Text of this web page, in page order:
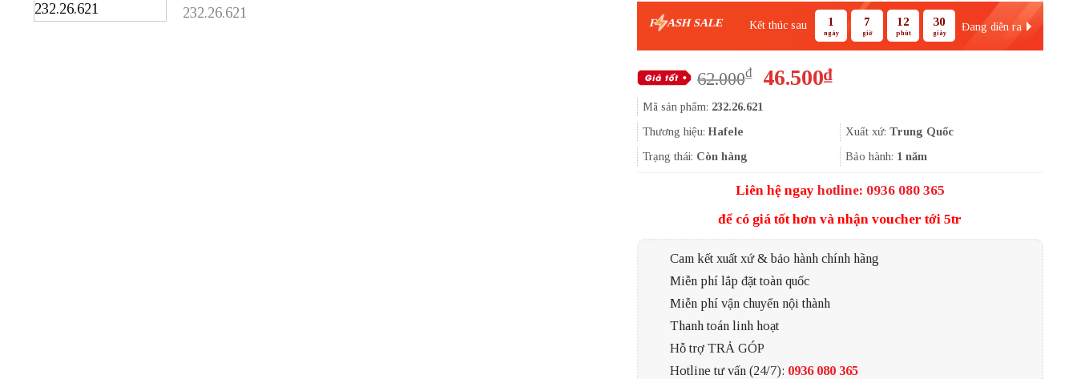
F ASH SALE Kết thúc sau 1
ngày
7
giờ
12
phút
28
giây
Đang diễn ra
62.000₫
Giá
là:
46.500₫Giá
là:
46.500₫.
Mã sản phẩm: 232.26.621
Thương hiệu:Hafele Xuất xứ:Trung Quốc
Trạng thái: Còn hàng Bảo hành: 1 năm
Liên hệ ngay hotline: 0936 080 365
để có giá tốt hơn và nhận voucher tới 5tr
Cam kết xuất xứ & bảo hành chính hãng
Miễn phí lắp đặt toàn quốc
Miễn phí vận chuyển nội thành
Thanh toán linh hoạt
Hỗ trợ TRẢ GÓP
Hotline tư vấn (24/7): 0936 080 365